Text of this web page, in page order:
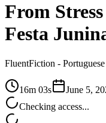
From
Festa
FluentFiction -
16m 03s
June 5,
Checking access...